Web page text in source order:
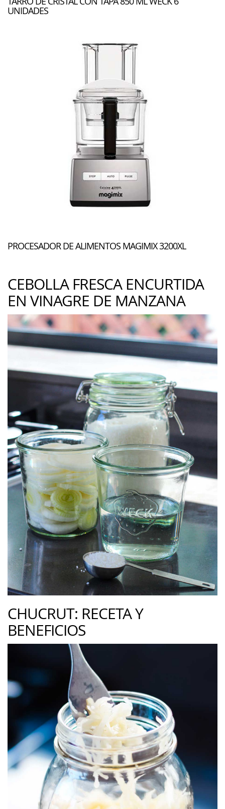
UNIDADES
PROCESADOR DE ALIMENTOS MAGIMIX 3200XL
CEBOLLA FRESCA ENCURTIDA
EN VINAGRE DE MANZANA
CHUCRUT: RECETA Y
BENEFICIOS